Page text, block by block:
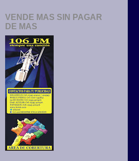
VENDE MAS SIN PAGAR
DE MAS